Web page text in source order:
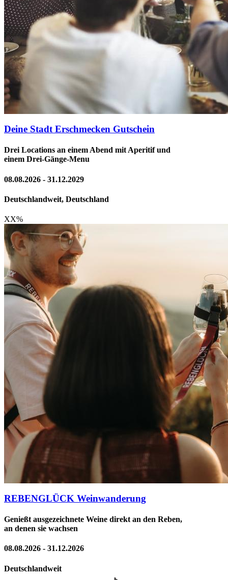
Deine Stadt Erschmecken Gutschein
Drei Locations an einem Abend mit Aperitif und
einem Drei-Gänge-Menu
08.08.2026 - 31.12.2029
Deutschlandweit, Deutschland
XX%
REBENGLÜCK Weinwanderung
Genießt ausgezeichnete Weine direkt an den Reben,
an denen sie wachsen
08.08.2026 - 31.12.2026
Deutschlandweit